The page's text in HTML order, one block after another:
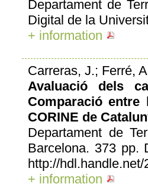
Departament de
Digital de la
+ information
Carreras, J.; Ferré,
Avaluació dels
Comparació
CORINE de
Departament de
Barcelona. 373 pp.
http://
+ information